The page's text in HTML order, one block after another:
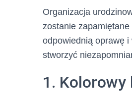
Organizacja
zostanie
odpowiednią oprawę i
stworzyć
1.